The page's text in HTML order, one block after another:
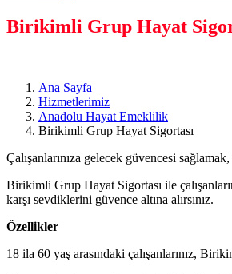
Birikimli Grup Hayat
Ana Sayfa
Hizmetlerimiz
Anadolu Hayat Emeklilik
Birikimli Grup Hayat Sigortası
Çalışanlarınıza gelecek güvencesi
Birikimli Grup Hayat Sigortası ile
karşı sevdiklerini güvence altına alırsınız.
Özellikler
18 ila 60 yaş arasındaki çalışanlarınız,